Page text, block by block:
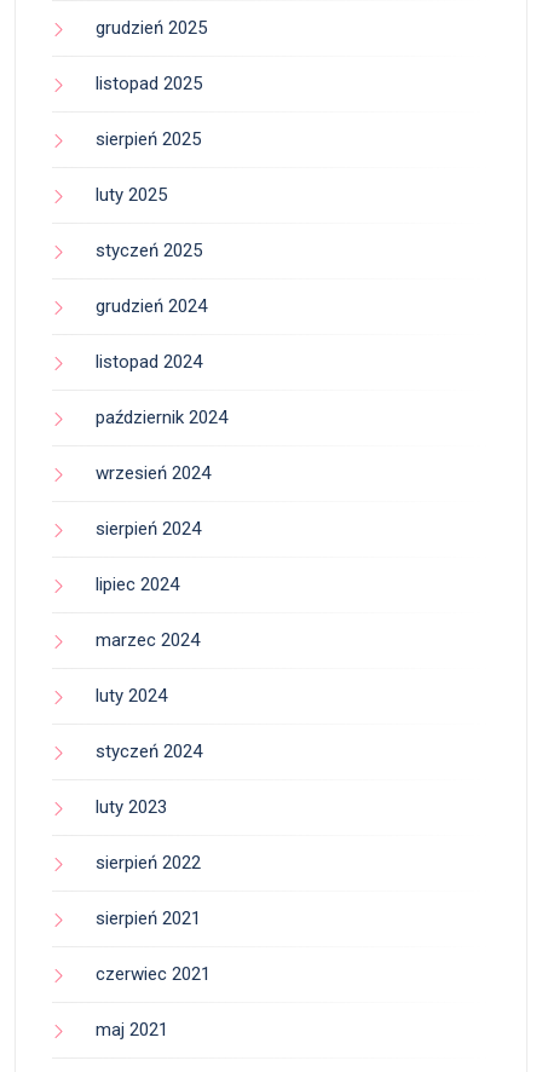
grudzień 2025
listopad 2025
sierpień 2025
luty 2025
styczeń 2025
grudzień 2024
listopad 2024
październik 2024
wrzesień 2024
sierpień 2024
lipiec 2024
marzec 2024
luty 2024
styczeń 2024
luty 2023
sierpień 2022
sierpień 2021
czerwiec 2021
maj 2021